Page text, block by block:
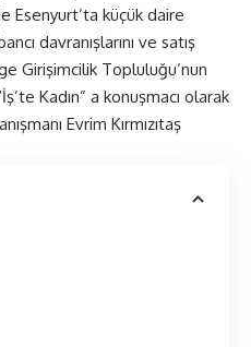
Esenyurt’ta küçük daire
davranışlarını ve satış
Girişimcilik Topluluğu’nun
Kadın” a konuşmacı olarak
Evrim Kırmızıtaş